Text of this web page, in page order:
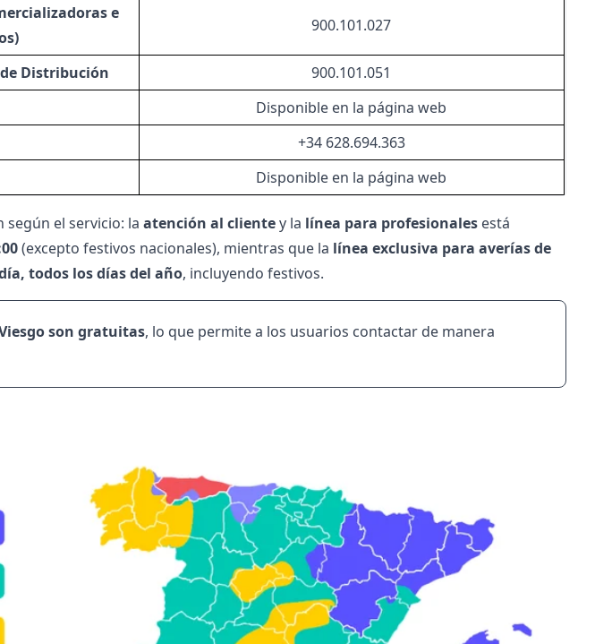
e
900.101.027
Distribución
900.101.051
Disponible en la página web
+34 628.694.363
Disponible en la página web
según el servicio: la atención al clientey la línea para profesionalesestá
(excepto festivos nacionales), mientras que la línea exclusiva para averías de
todos los días del año, incluyendo festivos.
son gratuitas, lo que permite a los usuarios contactar de manera